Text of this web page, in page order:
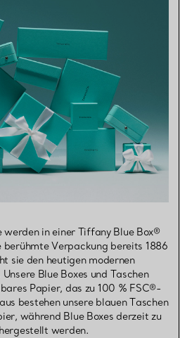
in einer Tiffany Blue Box®
Verpackung bereits 1886
sie den heutigen modernen
Blue Boxes und Taschen
Papier, das zu 100 % FSC®-
bestehen unsere blauen Taschen
während Blue Boxes derzeit zu
werden.